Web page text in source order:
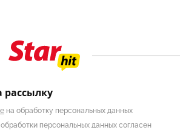
рассылку
на обработку персональных данных
обработки персональных данных согласен